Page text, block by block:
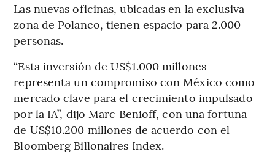
Las nuevas oficinas, ubicadas en la exclusiva
zona de Polanco, tienen espacio para 2.000
personas.
“Esta inversión de US$1.000 millones
representa un compromiso con México como
mercado clave para el crecimiento impulsado
por la IA”, dijo Marc Benioff, con una fortuna
de US$10.200 millones de acuerdo con el
Bloomberg Billonaires Index.